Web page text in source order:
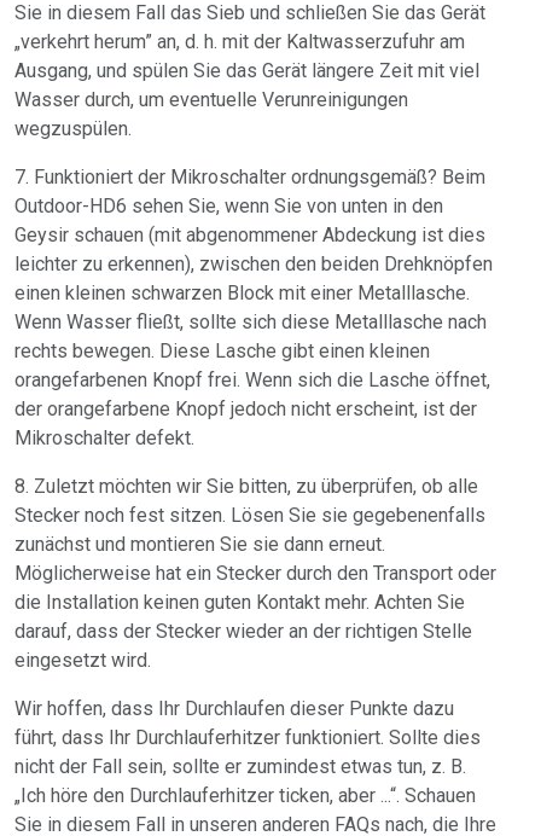
Sie in diesem Fall das Sieb und schließen Sie das Gerät
„verkehrt herum” an, d. h. mit der Kaltwasserzufuhr am
Ausgang, und spülen Sie das Gerät längere Zeit mit viel
Wasser durch, um eventuelle Verunreinigungen
wegzuspülen.
7. Funktioniert der Mikroschalter ordnungsgemäß? Beim
Outdoor-HD6 sehen Sie, wenn Sie von unten in den
Geysir schauen (mit abgenommener Abdeckung ist dies
leichter zu erkennen), zwischen den beiden Drehknöpfen
einen kleinen schwarzen Block mit einer Metalllasche.
Wenn Wasser fließt, sollte sich diese Metalllasche nach
rechts bewegen. Diese Lasche gibt einen kleinen
orangefarbenen Knopf frei. Wenn sich die Lasche öffnet,
der orangefarbene Knopf jedoch nicht erscheint, ist der
Mikroschalter defekt.
8. Zuletzt möchten wir Sie bitten, zu überprüfen, ob alle
Stecker noch fest sitzen. Lösen Sie sie gegebenenfalls
zunächst und montieren Sie sie dann erneut.
Möglicherweise hat ein Stecker durch den Transport oder
die Installation keinen guten Kontakt mehr. Achten Sie
darauf, dass der Stecker wieder an der richtigen Stelle
eingesetzt wird.
Wir hoffen, dass Ihr Durchlaufen dieser Punkte dazu
führt, dass Ihr Durchlauferhitzer funktioniert. Sollte dies
nicht der Fall sein, sollte er zumindest etwas tun, z. B.
„Ich höre den Durchlauferhitzer ticken, aber ...“. Schauen
Sie in diesem Fall in unseren anderen FAQs nach, die Ihre